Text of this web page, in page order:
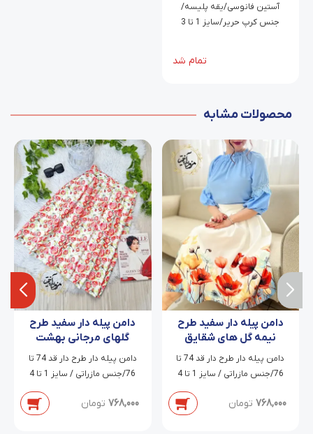
آستین فانوسی/یقه پلیسه/
جنس کرپ حریر/سایز 1 تا 3
تمام شد
محصولات مشابه
دامن پیله دار سفید طرح
نیمه گل های شقایق
مهرسا
دامن پیله دار طرح دار قد 74 تا
76/جنس مازراتی / سایز 1 تا 4
768,000 تومان
دامن پیله دار سفید طرح
گلهای مرجانی بهشت
دامن پیله دار طرح دار قد 74 تا
76/جنس مازراتی / سایز 1 تا 4
768,000 تومان